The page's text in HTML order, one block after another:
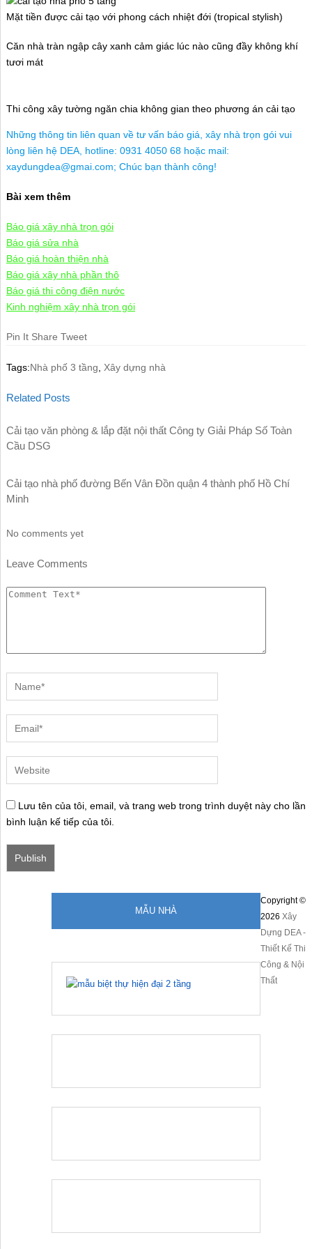
Mặt tiền được cải tạo với phong cách nhiệt đới (tropical stylish)
Căn nhà tràn ngập cây xanh cảm giác lúc nào cũng đầy không khí
tươi mát
Thi công xây tường ngăn chia không gian theo phương án cải tạo
Những thông tin liên quan về tư vấn báo giá, xây nhà trọn gói vui
lòng liên hệ DEA, hotline: 0931 4050 68 hoặc mail:
xaydungdea@gmai.com; Chúc bạn thành công!
Bài xem thêm
Báo giá xây nhà trọn gói
Báo giá sửa nhà
Báo giá hoàn thiện nhà
Báo giá xây nhà phần thô
Báo giá thi công điện nước
Kinh nghiệm xây nhà trọn gói
Pin It Share Tweet
Tags:Nhà phố 3 tầng Xây dựng nhà
Related Posts
Cải tạo văn phòng & lắp đặt nội thất Công ty Giải Pháp Số Toàn
Cầu DSG
Cải tạo nhà phố đường Bến Vân Đồn quận 4 thành phố Hồ Chí
Minh
No comments yet
Leave Comments
Lưu tên của tôi, email, và trang web trong trình duyệt này cho lần
bình luận kế tiếp của tôi.
MẪU NHÀ
Copyright ©
2026 Xây
Dựng DEA -
Thiết Kế Thi
Công & Nội
Thất